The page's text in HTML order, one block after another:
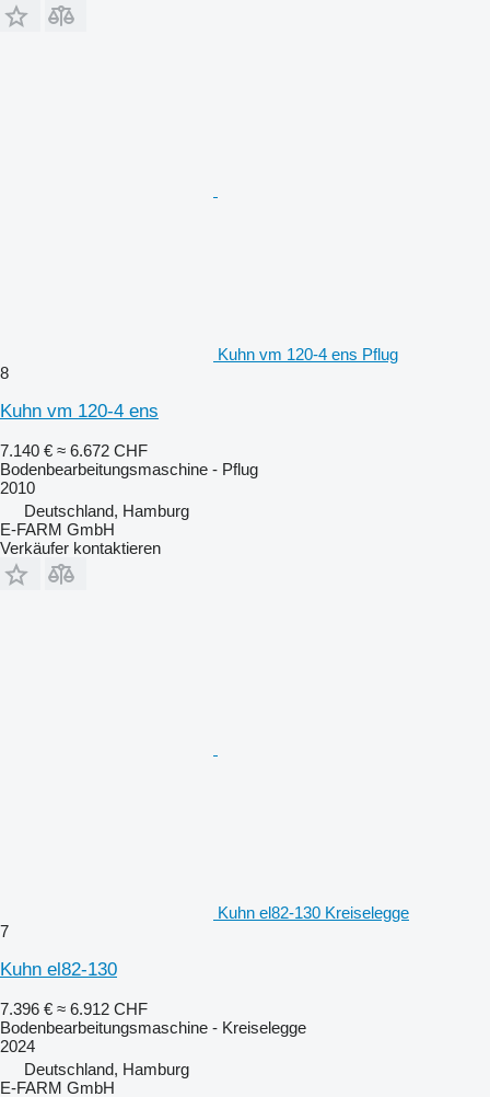
Kuhn vm 120-4 ens Pflug
8
Kuhn vm 120-4 ens
7.140 € ≈ 6.672 CHF
Bodenbearbeitungsmaschine - Pflug
2010
Deutschland, Hamburg
E-FARM GmbH
Verkäufer kontaktieren
Kuhn el82-130 Kreiselegge
7
Kuhn el82-130
7.396 € ≈ 6.912 CHF
Bodenbearbeitungsmaschine - Kreiselegge
2024
Deutschland, Hamburg
E-FARM GmbH